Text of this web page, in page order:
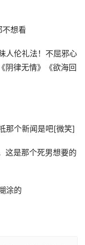
想看
人伦礼法！不屈邪心
阴律无情》《欲海回
那个新闻是吧[微笑]
这是那个死男想要的
涂的